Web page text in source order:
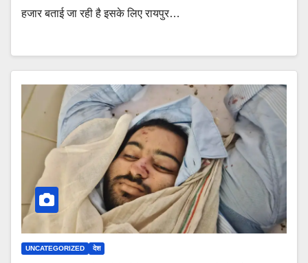
हजार बताई जा रही है इसके लिए रायपुर…
UNCATEGORIZED देश